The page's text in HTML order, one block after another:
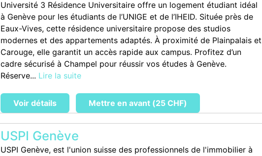
Université 3 Résidence Universitaire offre un logement étudiant idéal
à Genève pour les étudiants de l’UNIGE et de l’IHEID. Située près de
Eaux-Vives, cette résidence universitaire propose des studios
modernes et des appartements adaptés. À proximité de Plainpalais et
Carouge, elle garantit un accès rapide aux campus. Profitez d’un
cadre sécurisé à Champel pour réussir vos études à Genève.
Réserve... Lire la suite
Voir détails Mettre en avant (25 CHF)
USPI Genève
USPI Genève, est l'union suisse des professionnels de l'immobilier à